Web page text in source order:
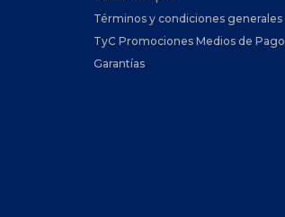
Términos y condiciones generales
TyC Promociones Medios de Pago
Garantías